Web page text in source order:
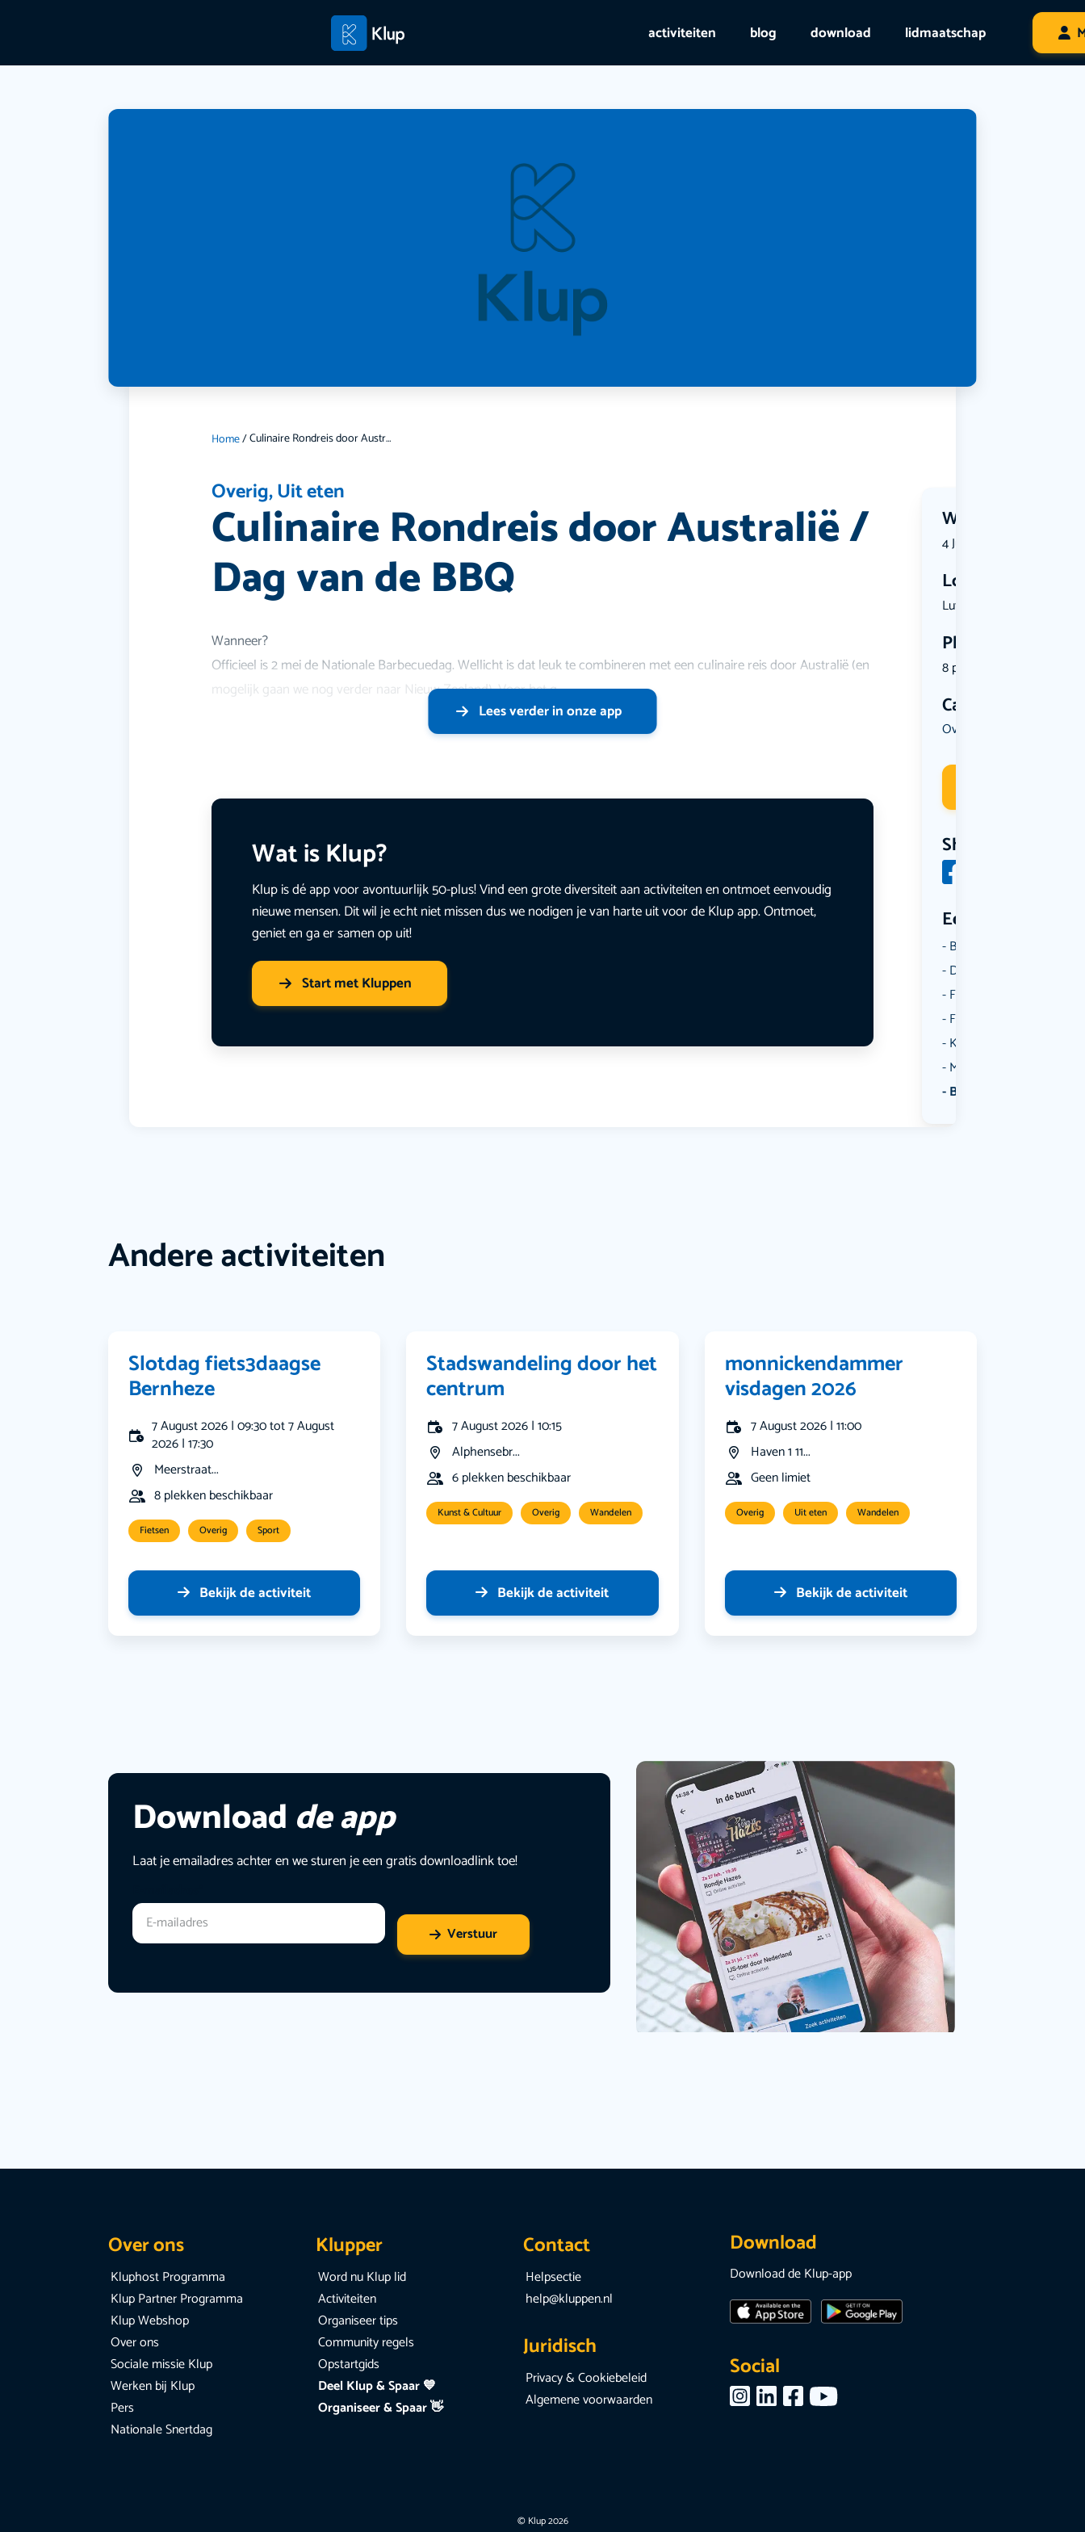
activiteiten blog download lidmaatschap
Home/ Culinaire Rondreis door Australië / Dag van de BBQ
Overig,Uit eten
Culinaire Rondreis door Australië /
Dag van de BBQ
Wanneer?
4 July 2026 | 18:00
Locatie
Luttenberg...
Plekken
8 plekken beschikbaar
Categorie
Overig
Share
Een aantal
Borrelen
Dansen
Fietsen
Film
Kunst & Cultuur
Muziek
Bekijk alle categorieën
Wanneer?
Officieel is 2 mei de Nationale Barbecuedag. Wellicht is dat leuk te combineren met een culinaire reis door Australië (en
mogelijk gaan we nog verder naar Nieuw-Zeeland). Voor het g
Lees verder in onze app
Wat is Klup?
Klup is dé app voor avontuurlijk 50-plus! Vind een grote diversiteit aan activiteiten en ontmoet eenvoudig
nieuwe mensen. Dit wil je echt niet missen dus we nodigen je van harte uit voor de Klup app. Ontmoet,
geniet en ga er samen op uit!
Start met Kluppen
Andere activiteiten
Slotdag fiets3daagse
Bernheze
7 August 2026 | 09:30 tot 7 August
2026 | 17:30
Meerstraat...
8 plekken beschikbaar
Fietsen Overig Sport
Bekijk de activiteit
Stadswandeling door het
centrum
7 August 2026 | 10:15
Alphensebr...
6 plekken beschikbaar
Kunst & Cultuur Overig Wandelen
Bekijk de activiteit
monnickendammer
visdagen 2026
7 August 2026 | 11:00
Haven 1 11...
Geen limiet
Overig Uit eten Wandelen
Bekijk de activiteit
Download de app
Laat je emailadres achter en we sturen je een gratis downloadlink toe!
Verstuur
Over ons
Kluphost Programma
Klup Partner Programma
Klup Webshop
Over ons
Sociale missie Klup
Werken bij Klup
Pers
Nationale Snertdag
Klupper
Word nu Klup lid
Activiteiten
Organiseer tips
Community regels
Opstartgids
Deel Klup & Spaar 💙
Organiseer & Spaar 👋
Contact
Helpsectie
help@kluppen.nl
Juridisch
Privacy & Cookiebeleid
Algemene voorwaarden
Download
Download de Klup-app
Social
© Klup 2026